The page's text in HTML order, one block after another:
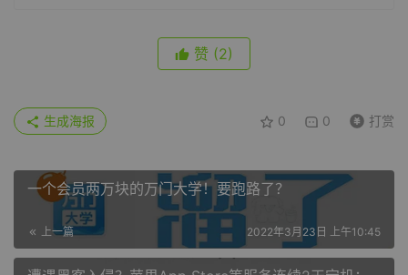
赞 (2)
0 0 打赏
生成海报
一个会员两万块的万门大学！要跑路了？
上一篇 2022年3月23日 上午10:45